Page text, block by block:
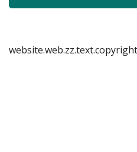
website.web.zz.text.copyright